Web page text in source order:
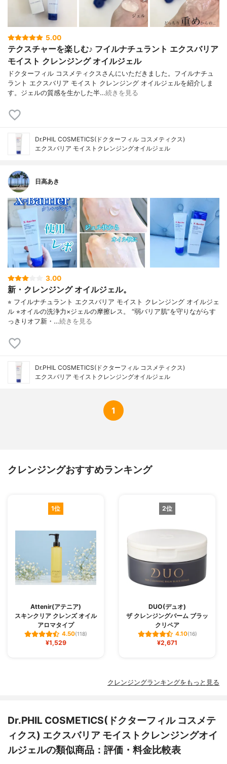
5.00
テクスチャーを楽しむ♪ フイルナチュラント エクスバリア
モイスト クレンジング オイルジェル
ドクターフィル コスメティクスさんにいただきました。フイルナチュ
ラント エクスバリア モイスト クレンジング オイルジェルを紹介しま
す。ジェルの質感を生かした半…続きを見る
Dr.PHIL COSMETICS(ドクターフィル コスメティクス)
エクスバリア モイストクレンジングオイルジェル
日高あき
3.00
新・クレンジング オイルジェル。
⭐︎ フイルナチュラント エクスバリア モイスト クレンジング オイルジェ
ル ⭐︎オイルの洗浄力×ジェルの摩擦レス。 “弱バリア肌”を守りながらす
っきりオフ新・…続きを見る
Dr.PHIL COSMETICS(ドクターフィル コスメティクス)
エクスバリア モイストクレンジングオイルジェル
1
クレンジングおすすめランキング
1位
Attenir(アテニア)
スキンクリア クレンズ オイル
アロマタイプ
4.50(118)
¥1,529
2位
DUO(デュオ)
ザ クレンジングバーム ブラッ
クリペア
4.10(16)
¥2,671
クレンジングランキングをもっと見る
Dr.PHIL COSMETICS(ドクターフィル コスメテ
ィクス) エクスバリア モイストクレンジングオイ
ルジェルの類似商品：評価・料金比較表